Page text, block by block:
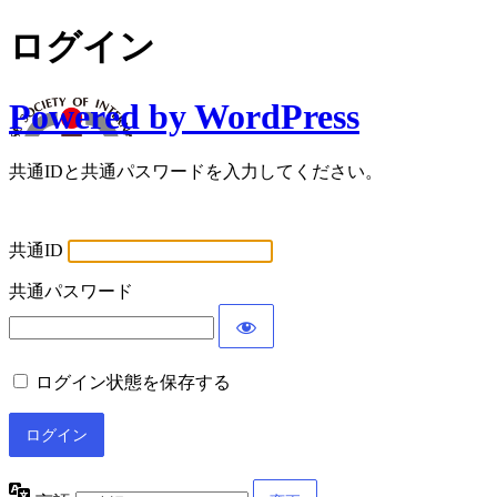
ログイン
Powered by WordPress
共通IDと共通パスワードを入力してください。
共通ID
共通パスワード
ログイン状態を保存する